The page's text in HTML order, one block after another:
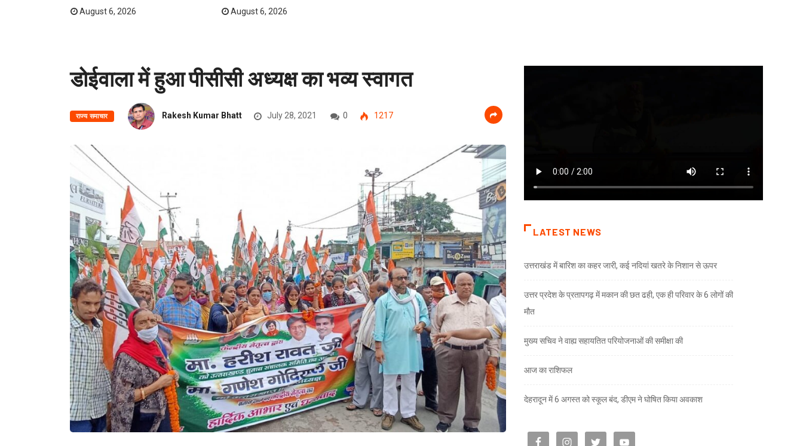
August 6, 2026 August 6, 2026
डोईवाला में हुआ पीसीसी अध्यक्ष का भव्य स्वागत
राज्य समाचार Rakesh Kumar Bhatt July 28, 2021 0 1217
LATEST NEWS
उत्तराखंड में बारिश का कहर जारी, कई नदियां खतरे के निशान से ऊपर
उत्तर प्रदेश के प्रतापगढ़ में मकान की छत ढही, एक ही परिवार के 6 लोगों की
मौत
मुख्य सचिव ने वाह्य सहायतित परियोजनाओं की समीक्षा की
आज का राशिफल
देहरादून में 6 अगस्त को स्कूल बंद, डीएम ने घोषित किया अवकाश